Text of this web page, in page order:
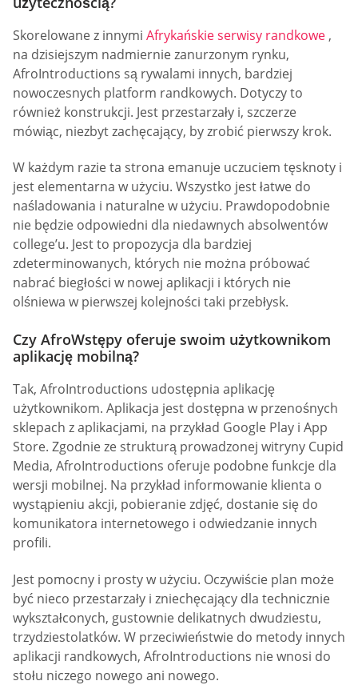
Skorelowane z innymi Afrykańskie serwisy randkowe ,
na dzisiejszym nadmiernie zanurzonym rynku,
AfroIntroductions są rywalami innych, bardziej
nowoczesnych platform randkowych. Dotyczy to
również konstrukcji. Jest przestarzały i, szczerze
mówiąc, niezbyt zachęcający, by zrobić pierwszy krok.
W każdym razie ta strona emanuje uczuciem tęsknoty i
jest elementarna w użyciu. Wszystko jest łatwe do
naśladowania i naturalne w użyciu. Prawdopodobnie
nie będzie odpowiedni dla niedawnych absolwentów
college’u. Jest to propozycja dla bardziej
zdeterminowanych, których nie można próbować
nabrać biegłości w nowej aplikacji i których nie
olśniewa w pierwszej kolejności taki przebłysk.
Czy AfroWstępy oferuje swoim użytkownikom
aplikację mobilną?
Tak, AfroIntroductions udostępnia aplikację
użytkownikom. Aplikacja jest dostępna w przenośnych
sklepach z aplikacjami, na przykład Google Play i App
Store. Zgodnie ze strukturą prowadzonej witryny Cupid
Media, AfroIntroductions oferuje podobne funkcje dla
wersji mobilnej. Na przykład informowanie klienta o
wystąpieniu akcji, pobieranie zdjęć, dostanie się do
komunikatora internetowego i odwiedzanie innych
profili.
Jest pomocny i prosty w użyciu. Oczywiście plan może
być nieco przestarzały i zniechęcający dla technicznie
wykształconych, gustownie delikatnych dwudziestu,
trzydziestolatków. W przeciwieństwie do metody innych
aplikacji randkowych, AfroIntroductions nie wnosi do
stołu niczego nowego ani nowego.